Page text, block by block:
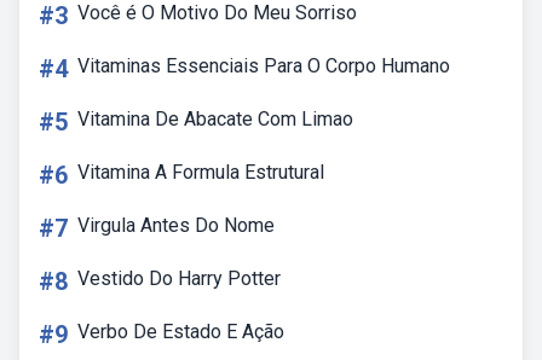
#3 Você é O Motivo Do Meu Sorriso
#4 Vitaminas Essenciais Para O Corpo Humano
#5 Vitamina De Abacate Com Limao
#6 Vitamina A Formula Estrutural
#7 Virgula Antes Do Nome
#8 Vestido Do Harry Potter
#9 Verbo De Estado E Ação